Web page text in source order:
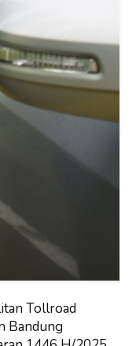
Tollroad
Bandung